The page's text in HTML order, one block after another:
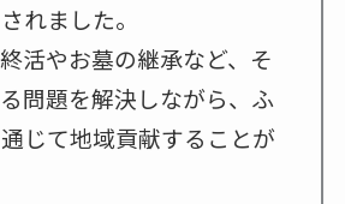
れました。
活やお墓の継承など、そ
問題を解決しながら、ふ
じて地域貢献することが